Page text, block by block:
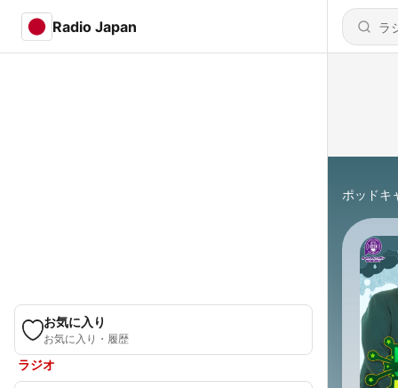
Radio Japan
お気に入り
お気に入り・履歴
ラジオ
ポッドキ